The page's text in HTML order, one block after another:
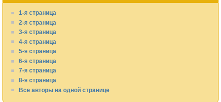
1-я страница
2-я страница
3-я страница
4-я страница
5-я страница
6-я страница
7-я страница
8-я страница
Все авторы на одной странице